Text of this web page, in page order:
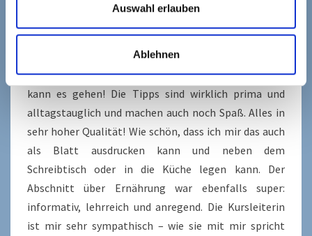
Auswahl erlauben
Ablehnen
Petra Waldmann(15.07.2017)5*
Ich bin total begeistert von der Mischung aus
Information und Anregung zur Selbstreflexion. Nur so
kann es gehen! Die Tipps sind wirklich prima und
alltagstauglich und machen auch noch Spaß. Alles in
sehr hoher Qualität! Wie schön, dass ich mir das auch
als Blatt ausdrucken kann und neben dem
Schreibtisch oder in die Küche legen kann. Der
Abschnitt über Ernährung war ebenfalls super:
informativ, lehrreich und anregend. Die Kursleiterin
ist mir sehr sympathisch – wie sie mit mir spricht